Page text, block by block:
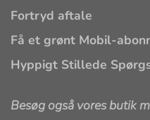
Fortryd aftale
Få et grønt Mobil-
Hyppigt Stillede
Besøg også vores butik